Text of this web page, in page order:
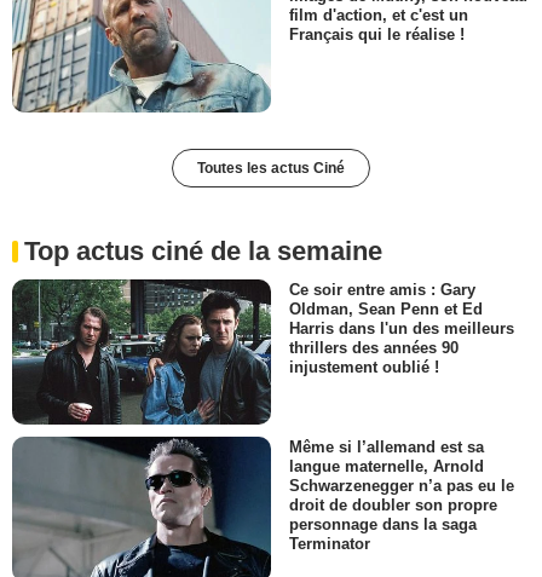
film d'action, et c'est un
Français qui le réalise !
Toutes les actus Ciné
Top actus ciné de la semaine
Ce soir entre amis : Gary
Oldman, Sean Penn et Ed
Harris dans l'un des meilleurs
thrillers des années 90
injustement oublié !
Même si l’allemand est sa
langue maternelle, Arnold
Schwarzenegger n’a pas eu le
droit de doubler son propre
personnage dans la saga
Terminator